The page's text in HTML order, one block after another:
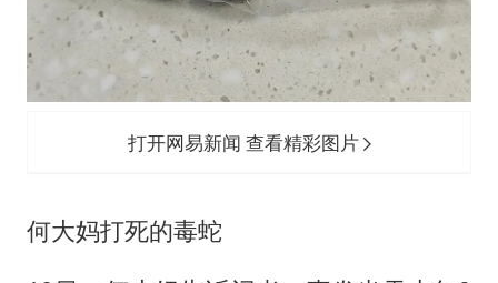
打开网易新闻 查看精彩图片
何大妈打死的毒蛇